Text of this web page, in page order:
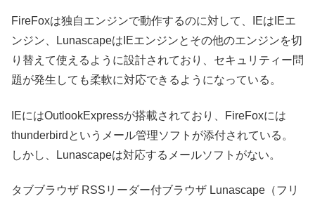
FireFoxは独自エンジンで動作するのに対して、IEはIEエ
ンジン、LunascapeはIEエンジンとその他のエンジンを切
り替えて使えるように設計されており、セキュリティー問
題が発生しても柔軟に対応できるようになっている。
IEにはOutlookExpressが搭載されており、FireFoxには
thunderbirdというメール管理ソフトが添付されている。
しかし、Lunascapeは対応するメールソフトがない。
タブブラウザ RSSリーダー付ブラウザ Lunascape（フリ